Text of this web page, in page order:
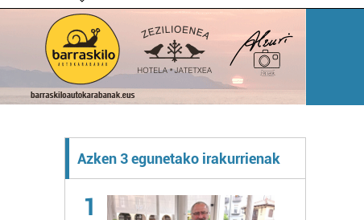
Azken 3 egunetako irakurrienak
1